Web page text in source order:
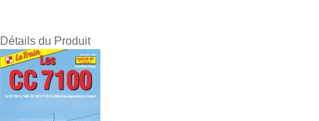
Détails du Produit